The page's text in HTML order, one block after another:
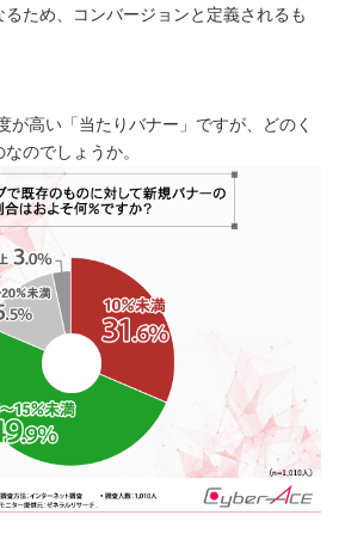
ため、コンバージョンと定義されるも
が高い「当たりバナー」ですが、どのく
のでしょうか。